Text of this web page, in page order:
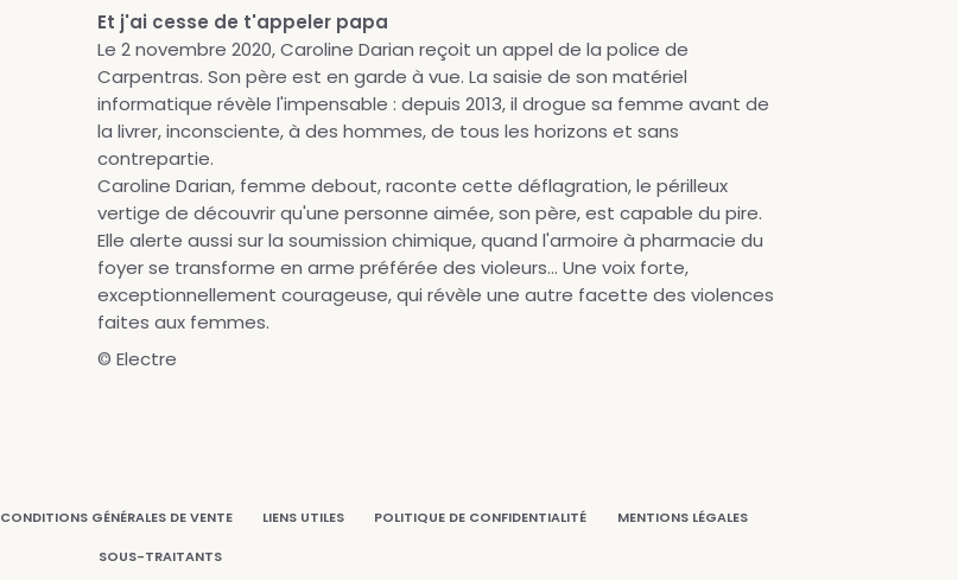
Et j'ai cesse de t'appeler papa
Le 2 novembre 2020, Caroline Darian reçoit un appel de la police de
Carpentras. Son père est en garde à vue. La saisie de son matériel
informatique révèle l'impensable : depuis 2013, il drogue sa femme avant de
la livrer, inconsciente, à des hommes, de tous les horizons et sans
contrepartie.
Caroline Darian, femme debout, raconte cette déflagration, le périlleux
vertige de découvrir qu'une personne aimée, son père, est capable du pire.
Elle alerte aussi sur la soumission chimique, quand l'armoire à pharmacie du
foyer se transforme en arme préférée des violeurs... Une voix forte,
exceptionnellement courageuse, qui révèle une autre facette des violences
faites aux femmes.
© Electre
CONDITIONS GÉNÉRALES DE VENTE LIENS UTILES POLITIQUE DE CONFIDENTIALITÉ MENTIONS LÉGALES
SOUS-TRAITANTS